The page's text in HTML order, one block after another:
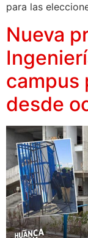
para las
Nueva
campus
desde